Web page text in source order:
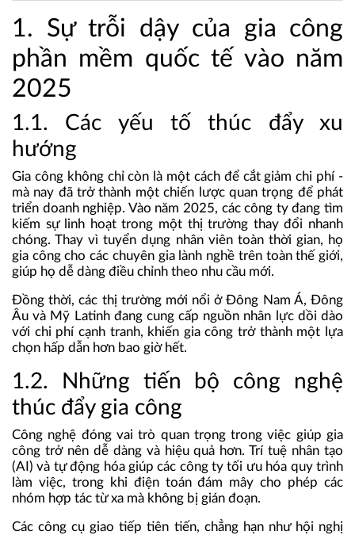
1. Sự trỗi dậy của gia công
phần mềm quốc tế vào năm
2025
1.1. Các yếu tố thúc đẩy xu
hướng
Gia công không chỉ còn là một cách để cắt giảm chi phí -
mà nay đã trở thành một chiến lược quan trọng để phát
triển doanh nghiệp. Vào năm 2025, các công ty đang tìm
kiếm sự linh hoạt trong một thị trường thay đổi nhanh
chóng. Thay vì tuyển dụng nhân viên toàn thời gian, họ
gia công cho các chuyên gia lành nghề trên toàn thế giới,
giúp họ dễ dàng điều chỉnh theo nhu cầu mới.
Đồng thời, các thị trường mới nổi ở Đông Nam Á, Đông
Âu và Mỹ Latinh đang cung cấp nguồn nhân lực dồi dào
với chi phí cạnh tranh, khiến gia công trở thành một lựa
chọn hấp dẫn hơn bao giờ hết.
1.2. Những tiến bộ công nghệ
thúc đẩy gia công
Công nghệ đóng vai trò quan trọng trong việc giúp gia
công trở nên dễ dàng và hiệu quả hơn. Trí tuệ nhân tạo
(AI) và tự động hóa giúp các công ty tối ưu hóa quy trình
làm việc, trong khi điện toán đám mây cho phép các
nhóm hợp tác từ xa mà không bị gián đoạn.
Các công cụ giao tiếp tiên tiến, chẳng hạn như hội nghị